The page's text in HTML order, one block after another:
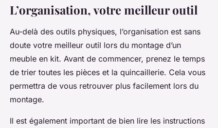
L’organisation, votre meilleur outil
Au-delà des outils physiques, l’organisation est sans
doute votre meilleur outil lors du montage d’un
meuble en kit. Avant de commencer, prenez le temps
de trier toutes les pièces et la quincaillerie. Cela vous
permettra de vous retrouver plus facilement lors du
montage.
Il est également important de bien lire les instructions